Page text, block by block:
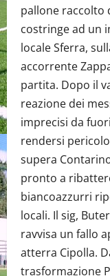
pallone raccolto
costringe ad un
locale Sferra,
accorrente
partita. Dopo il
reazione dei
imprecisi da
rendersi
supera
pronto a
biancoazzurri
locali. Il sig,
ravvisa un fallo
atterra Cipolla.
trasformazione